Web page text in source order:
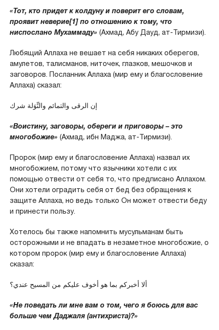
«Тот, кто придет к колдуну и поверит его словам,
проявит неверие[1] по отношению к тому, что
ниспослано Мухаммаду» (Ахмад, Абу Дауд, ат-Тирмизи).
Любящий Аллаха не вешает на себя никаких оберегов,
амулетов, талисманов, ниточек, глазков, мешочков и
заговоров. Посланник Аллаха (мир ему и благословение
Аллаха) сказал:
إن الرقى والتمائم والتِّوَلة شرك
«Воистину, заговоры, обереги и приговоры – это
многобожие» (Ахмад, ибн Маджа, ат-Тирмизи).
Пророк (мир ему и благословение Аллаха) назвал их
многобожием, потому что язычники хотели с их
помощью отвести от себя то, что предписано Аллахом.
Они хотели оградить себя от бед без обращения к
защите Аллаха, но ведь только Он может отвести беду
и принести пользу.
Хотелось бы также напомнить мусульманам быть
осторожными и не впадать в незаметное многобожие, о
котором пророк (мир ему и благословение Аллаха)
сказал:
ألا أخبركم بما هو أخوف عليكم من المسيح عندي؟
«Не поведать ли мне вам о том, чего я боюсь для вас
больше чем Даджаля (антихриста)?»